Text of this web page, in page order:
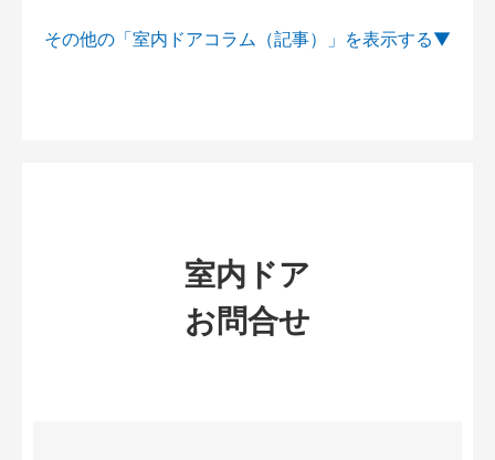
その他の「室内ドアコラム（記事）」を
室内ドア
お問合せ